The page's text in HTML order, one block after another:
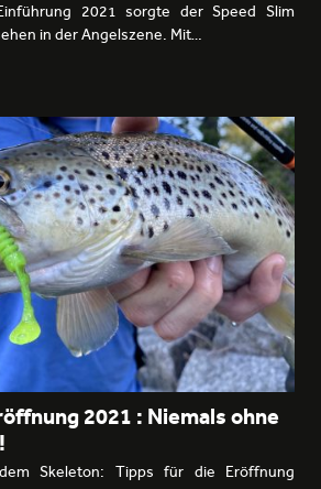
2021 sorgte der Speed Slim
in der Angelszene. Mit…
2021 : Niemals ohne
Skeleton: Tipps für die Eröffnung